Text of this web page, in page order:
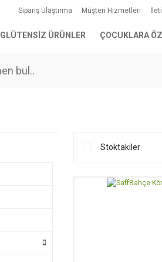
Sipariş Ulaştırma Müşteri Hizmetleri
GLÜTENSİZ ÜRÜNLER ÇOCUKLARA
Stoktakiler